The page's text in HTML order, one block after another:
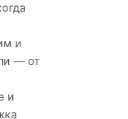
и
— от
и